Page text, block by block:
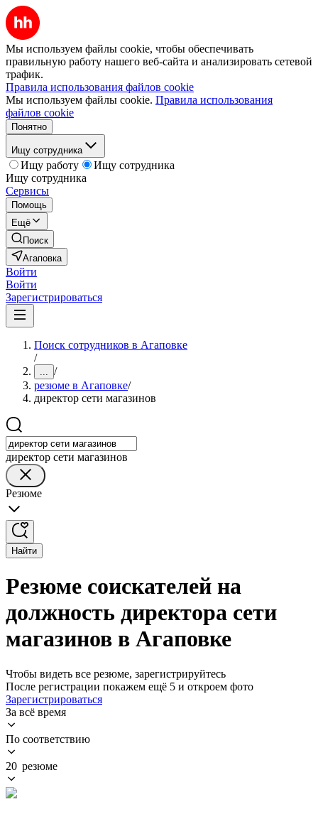
Мы используем файлы cookie, чтобы обеспечивать
правильную работу нашего веб-сайта и анализировать сетевой
трафик.
Правила использования файлов cookie
Мы используем файлы cookie. Правила использования
файлов cookie
Понятно
Ищу сотрудника
Ищу работу
Ищу сотрудника
Ищу сотрудника
Сервисы
Помощь
Ещё
Поиск
Агаповка
Войти
Войти
Зарегистрироваться
Поиск сотрудников в Агаповке
/
... /
резюме в Агаповке/
директор сети магазинов
директор сети магазинов
Резюме
Найти
Резюме соискателей на
должность директора сети
магазинов в Агаповке
Чтобы видеть все резюме, зарегистрируйтесь
После регистрации покажем ещё 5 и откроем фото
Зарегистрироваться
За всё время
По соответствию
20 резюме